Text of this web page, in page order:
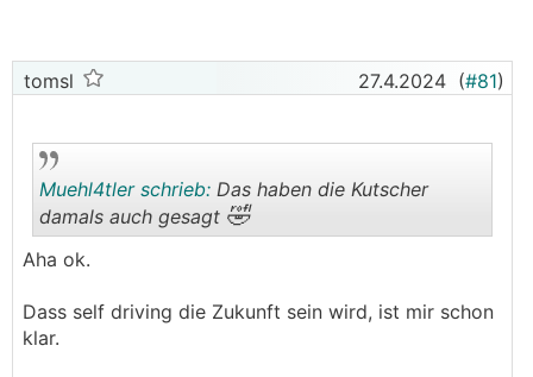
tomsl 27.4.2024 (#81)
Muehl4tler schrieb: Das haben die Kutscher
damals auch gesagt 🤣
Aha ok.
Dass self driving die Zukunft sein wird, ist mir schon
klar.